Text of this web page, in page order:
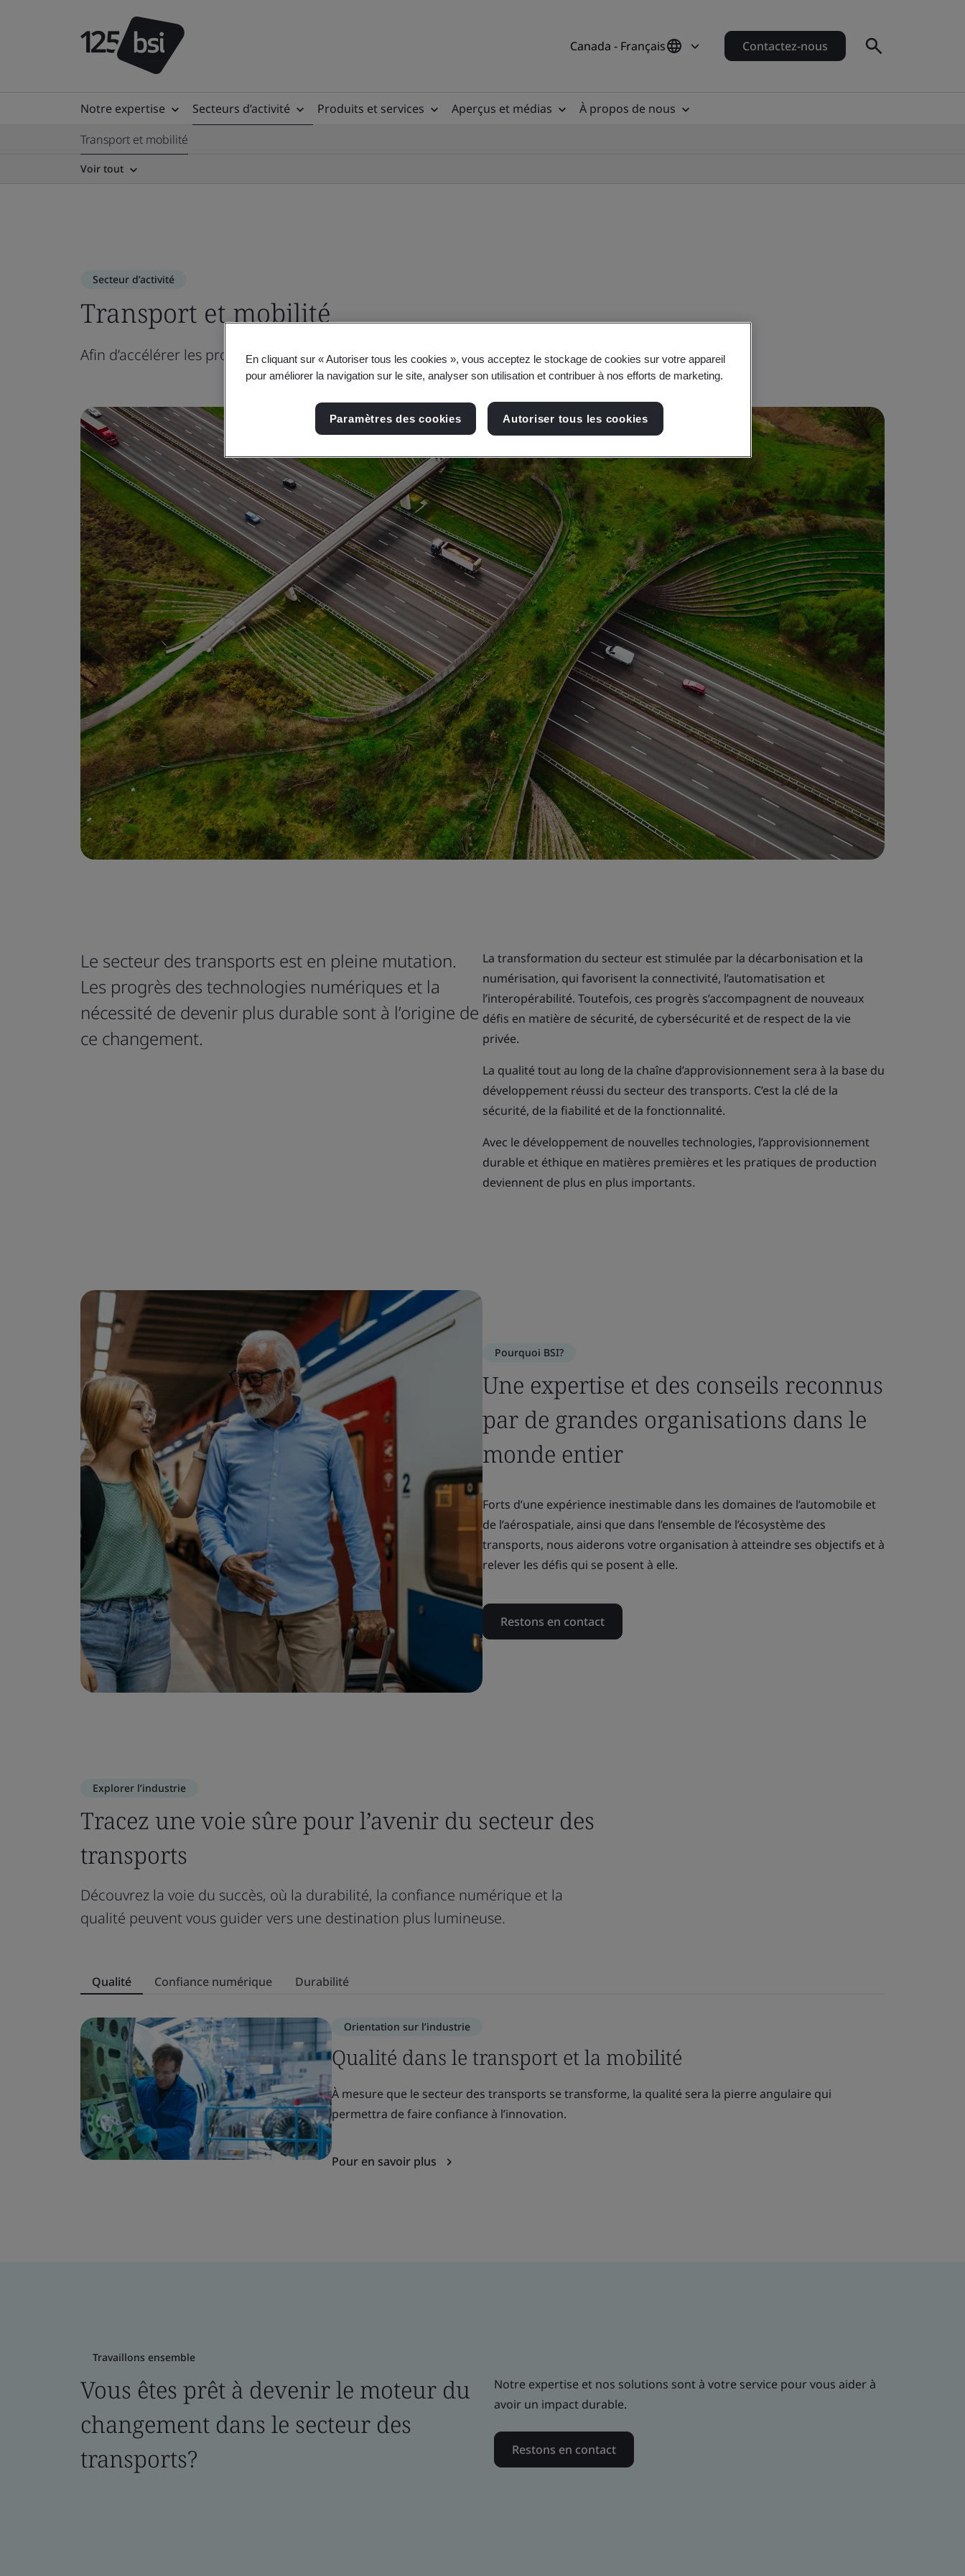
Canada - Français Contactez-nous
Notre expertise Secteurs d’activité Produits et services Aperçus et médias
À propos de nous
Transport et mobilité
Voir tout
Secteur d’activité
Transport et mobilité
Afin d’accélérer les progrès dans le secteur du transport pour un avenir intelligent, sûr et durable.
Le secteur des transports est en pleine mutation.
Les progrès des technologies numériques et la
nécessité de devenir plus durable sont à l’origine de
ce changement.
La transformation du secteur est stimulée par la décarbonisation et la
numérisation, qui favorisent la connectivité, l’automatisation et
l’interopérabilité. Toutefois, ces progrès s’accompagnent de nouveaux
défis en matière de sécurité, de cybersécurité et de respect de la vie
privée.
La qualité tout au long de la chaîne d’approvisionnement sera à la base du
développement réussi du secteur des transports. C’est la clé de la
sécurité, de la fiabilité et de la fonctionnalité.
Avec le développement de nouvelles technologies, l’approvisionnement
durable et éthique en matières premières et les pratiques de production
deviennent de plus en plus importants.
Pourquoi BSI?
Une expertise et des conseils reconnus
par de grandes organisations dans le
monde entier
Forts d’une expérience inestimable dans les domaines de l’automobile et
de l’aérospatiale, ainsi que dans l’ensemble de l’écosystème des
transports, nous aiderons votre organisation à atteindre ses objectifs et à
relever les défis qui se posent à elle.
Restons en contact
Explorer l’industrie
Tracez une voie sûre pour l’avenir du secteur des
transports
Découvrez la voie du succès, où la durabilité, la confiance numérique et la
qualité peuvent vous guider vers une destination plus lumineuse.
Qualité Confiance numérique Durabilité
Orientation sur l’industrie
Qualité dans le transport et la mobilité
À mesure que le secteur des transports se transforme, la qualité sera la pierre angulaire qui
permettra de faire confiance à l’innovation.
Pour en savoir plus
Travaillons ensemble
Vous êtes prêt à devenir le moteur du
changement dans le secteur des
transports?
Notre expertise et nos solutions sont à votre service pour vous aider à
avoir un impact durable.
Restons en contact
En cliquant sur « Autoriser tous les cookies », vous acceptez le stockage de cookies sur votre appareil
pour améliorer la navigation sur le site, analyser son utilisation et contribuer à nos efforts de marketing.
Paramètres des cookies Autoriser tous les cookies